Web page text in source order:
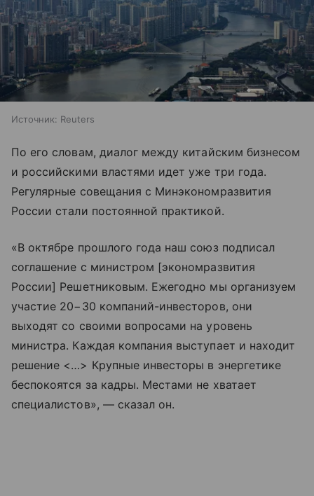
Источник: Reuters
По его словам, диалог между китайским бизнесом
и российскими властями идет уже три года.
Регулярные совещания с Минэкономразвития
России стали постоянной практикой.
«В октябре прошлого года наш союз подписал
соглашение с министром [экономразвития
России] Решетниковым. Ежегодно мы организуем
участие 20−30 компаний-инвесторов, они
выходят со своими вопросами на уровень
министра. Каждая компания выступает и находит
решение <…> Крупные инвесторы в энергетике
беспокоятся за кадры. Местами не хватает
специалистов», — сказал он.